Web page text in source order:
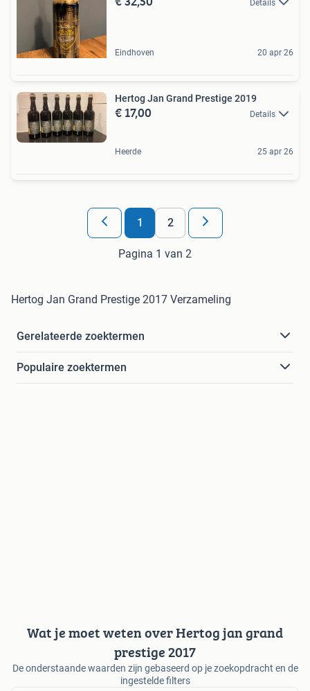
Details
Eindhoven 20 apr 26
Hertog Jan Grand Prestige 2019
€ 17,00 Details
Heerde 25 apr 26
1 2
Pagina 1 van 2
Hertog Jan Grand Prestige 2017 Verzameling
Gerelateerde zoektermen
Populaire zoektermen
Wat je moet weten over Hertog jan grand
prestige 2017
De onderstaande waarden zijn gebaseerd op je zoekopdracht en de
ingestelde filters